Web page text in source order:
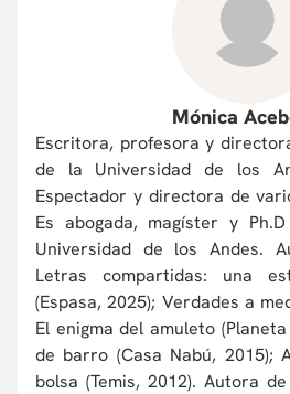
Mónica
Escritora, profesora y
de la Universidad de los
Espectador y directora de
Es abogada, magíster y
Universidad de los Andes.
Letras compartidas: una
(Espasa, 2025); Verdades a
El enigma del amuleto
de barro (Casa Nabú, 2015);
bolsa (Temis, 2012). Autora